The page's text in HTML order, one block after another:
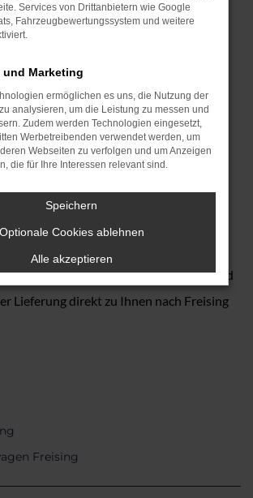
Freising – das passt einfach perfekt
sich für dieses Modell entscheiden,
auf Qualität und Langlebigkeit.
und der Crafter gehört zu den
im Sortiment. Wir von Auto Köhler
vielen Jahrzehnten mit dem Hersteller
seit rund 90 Jahren tief in der Region
Unser Unternehmen schreibt
und Kunden groß und bietet
Service. Gerne präsentieren wir
für einen unserer VW Crafter und
Lieferung direkt zu Ihnen nach Freising
Freising
Services von Drittanbietern wie Google
Fahrzeugbewertungssystem und weitere
Marketing
ermöglichen es uns, die Nutzung der
analysieren, um die Leistung zu messen und
Zudem werden Technologien eingesetzt,
Werbetreibenden verwendet werden, um
Webseiten zu verfolgen und um Anzeigen
die für Ihre Interessen relevant sind.
Speichern
Optionale Cookies ablehnen
Alle akzeptieren